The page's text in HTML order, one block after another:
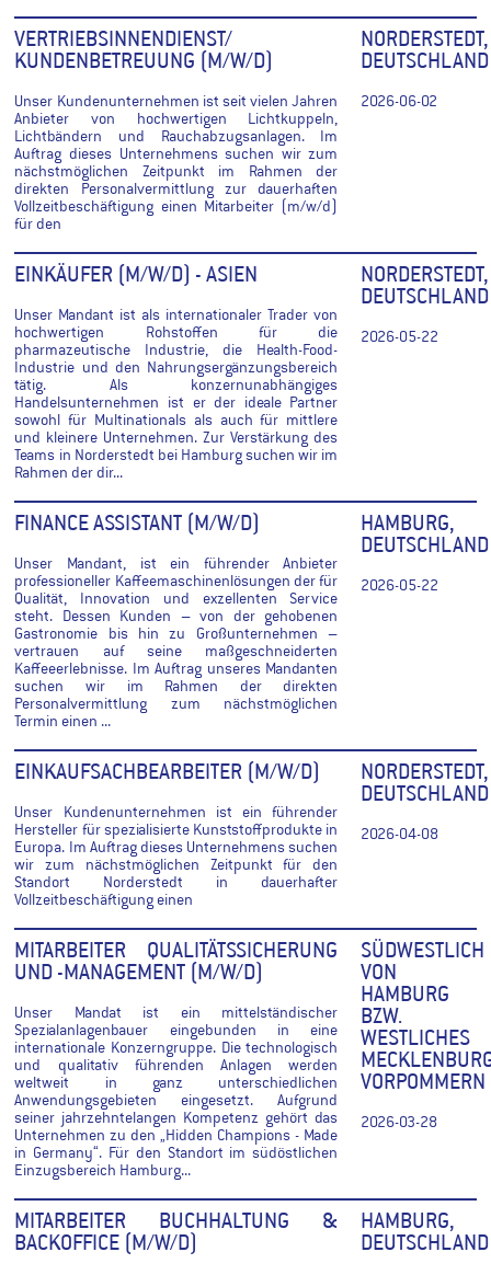
VERTRIEBSINNENDIENST/
KUNDENBETREUUNG (M/W/D)
Unser Kundenunternehmen ist seit vielen Jahren
Anbieter von hochwertigen Lichtkuppeln,
Lichtbändern und Rauchabzugsanlagen. Im
Auftrag dieses Unternehmens suchen wir zum
nächstmöglichen Zeitpunkt im Rahmen der
direkten Personalvermittlung zur dauerhaften
Vollzeitbeschäftigung einen Mitarbeiter (m/w/d)
für den
NORDERSTEDT,
DEUTSCHLAND
2026-06-02
EINKÄUFER (M/W/D) - ASIEN
Unser Mandant ist als internationaler Trader von
hochwertigen Rohstoffen für die
pharmazeutische Industrie, die Health-Food-
Industrie und den Nahrungsergänzungsbereich
tätig. Als konzernunabhängiges
Handelsunternehmen ist er der ideale Partner
sowohl für Multinationals als auch für mittlere
und kleinere Unternehmen. Zur Verstärkung des
Teams in Norderstedt bei Hamburg suchen wir im
Rahmen der dir...
NORDERSTEDT,
DEUTSCHLAND
2026-05-22
FINANCE ASSISTANT (M/W/D)
Unser Mandant, ist ein führender Anbieter
professioneller Kaffeemaschinenlösungen der für
Qualität, Innovation und exzellenten Service
steht. Dessen Kunden – von der gehobenen
Gastronomie bis hin zu Großunternehmen –
vertrauen auf seine maßgeschneiderten
Kaffeeerlebnisse. Im Auftrag unseres Mandanten
suchen wir im Rahmen der direkten
Personalvermittlung zum nächstmöglichen
Termin einen ...
HAMBURG,
DEUTSCHLAND
2026-05-22
EINKAUFSACHBEARBEITER (M/W/D)
Unser Kundenunternehmen ist ein führender
Hersteller für spezialisierte Kunststoffprodukte in
Europa. Im Auftrag dieses Unternehmens suchen
wir zum nächstmöglichen Zeitpunkt für den
Standort Norderstedt in dauerhafter
Vollzeitbeschäftigung einen
NORDERSTEDT,
DEUTSCHLAND
2026-04-08
MITARBEITER QUALITÄTSSICHERUNG
UND -MANAGEMENT (M/W/D)
Unser Mandat ist ein mittelständischer
Spezialanlagenbauer eingebunden in eine
internationale Konzerngruppe. Die technologisch
und qualitativ führenden Anlagen werden
weltweit in ganz unterschiedlichen
Anwendungsgebieten eingesetzt. Aufgrund
seiner jahrzehntelangen Kompetenz gehört das
Unternehmen zu den „Hidden Champions - Made
in Germany“. Für den Standort im südöstlichen
Einzugsbereich Hamburg...
SÜDWESTLICH
VON
HAMBURG
BZW.
WESTLICHES
VORPOMMERN
2026-03-28
MITARBEITER BUCHHALTUNG &
BACKOFFICE (M/W/D)
HAMBURG,
DEUTSCHLAND